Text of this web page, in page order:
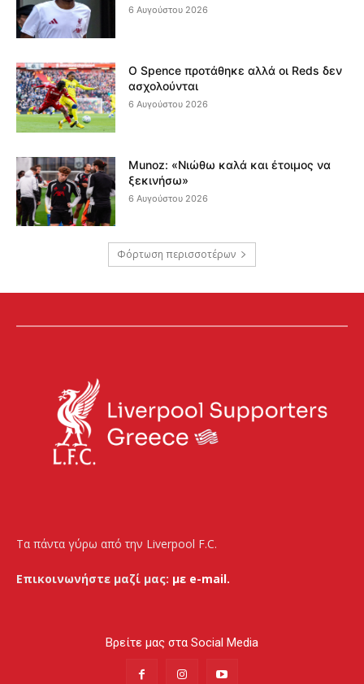
6 Αυγούστου 2026
Ο Spence προτάθηκε αλλά οι Reds δεν
ασχολούνται
6 Αυγούστου 2026
Munoz: «Νιώθω καλά και έτοιμος να
ξεκινήσω»
6 Αυγούστου 2026
Φόρτωση περισσοτέρων
Τα πάντα γύρω από την Liverpool F.C.
Επικοινωνήστε μαζί μας: με e-mail.
Βρείτε μας στα Social Media